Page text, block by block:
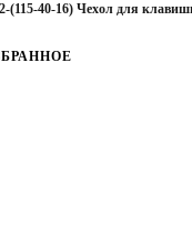
40-16) Чехол для